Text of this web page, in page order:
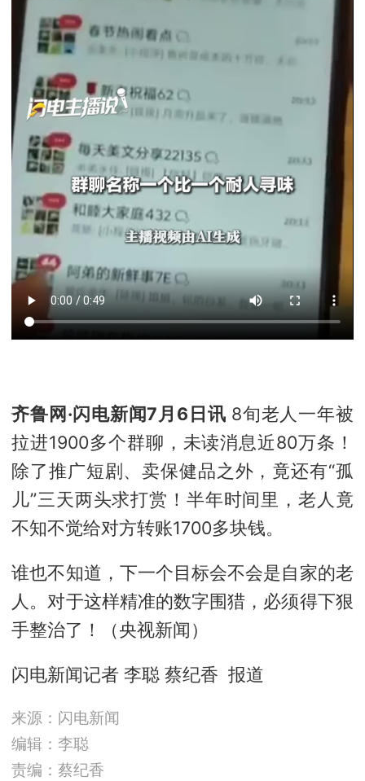
齐鲁网·闪电新闻7月6日讯 8旬老人一年被
拉进1900多个群聊，未读消息近80万条！
除了推广短剧、卖保健品之外，竟还有“孤
儿”三天两头求打赏！半年时间里，老人竟
不知不觉给对方转账1700多块钱。
谁也不知道，下一个目标会不会是自家的老
人。对于这样精准的数字围猎，必须得下狠
手整治了！（央视新闻）
闪电新闻记者 李聪 蔡纪香 报道
来源：闪电新闻
编辑：李聪
责编：蔡纪香